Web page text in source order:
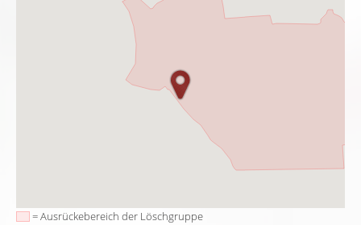
= Ausrückebereich der Löschgruppe